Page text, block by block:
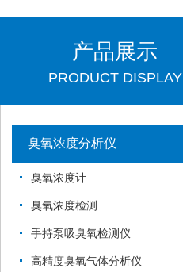
产品展示
PRODUCT DISPLAY
臭氧浓度分析仪
臭氧浓度计
臭氧浓度检测
手持泵吸臭氧检测仪
高精度臭氧气体分析仪